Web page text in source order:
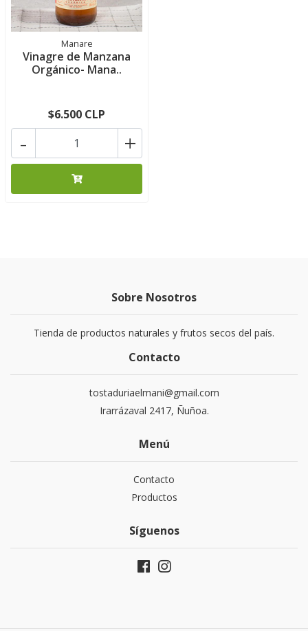
Manare
Vinagre de Manzana
Orgánico- Mana..
$6.500 CLP
+
-
Sobre Nosotros
Tienda de productos naturales y frutos secos del país.
Contacto
tostaduriaelmani@gmail.com
Irarrázaval 2417, Ñuñoa.
Menú
Contacto
Productos
Síguenos